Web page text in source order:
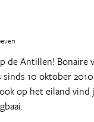
de Antillen! Bonaire
10 oktober
op het eiland vind